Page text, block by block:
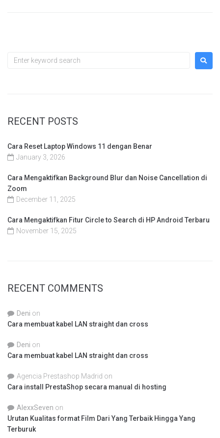
RECENT POSTS
Cara Reset Laptop Windows 11 dengan Benar
January 3, 2026
Cara Mengaktifkan Background Blur dan Noise Cancellation di
Zoom
December 11, 2025
Cara Mengaktifkan Fitur Circle to Search di HP Android Terbaru
November 15, 2025
RECENT COMMENTS
Deni on
Cara membuat kabel LAN straight dan cross
Deni on
Cara membuat kabel LAN straight dan cross
Agencia Prestashop Madrid on
Cara install PrestaShop secara manual di hosting
AlexxSeven on
Urutan Kualitas format Film Dari Yang Terbaik Hingga Yang
Terburuk